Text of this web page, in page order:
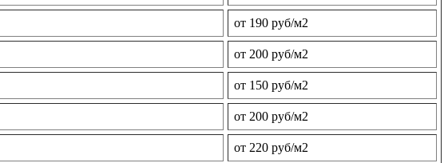
от 190 руб/м2
от 200 руб/м2
от 150 руб/м2
от 200 руб/м2
от 220 руб/м2